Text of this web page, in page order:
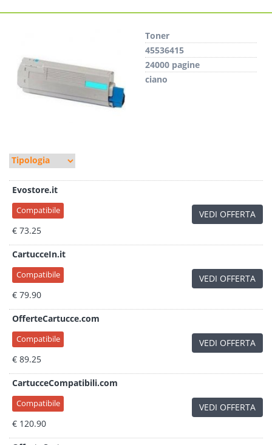
Toner
45536415
24000 pagine
ciano
Evostore.it
Compatibile
€ 73.25
VEDI OFFERTA
CartucceIn.it
Compatibile
€ 79.90
VEDI OFFERTA
OfferteCartucce.com
Compatibile
€ 89.25
VEDI OFFERTA
CartucceCompatibili.com
Compatibile
€ 120.90
VEDI OFFERTA